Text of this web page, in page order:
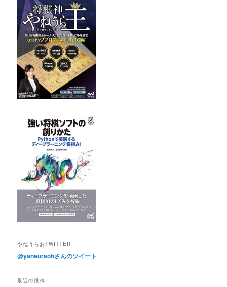
やねうらおTWITTER
@yaneuraohさんのツイート
最近の投稿